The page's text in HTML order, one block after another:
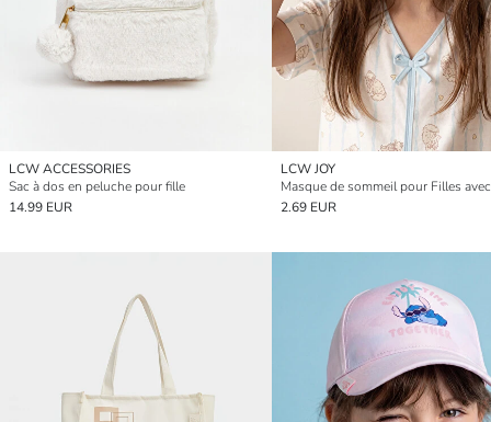
LCW ACCESSORIES
Sac à dos en peluche pour fille
14.99 EUR
LCW JOY
2.69 EUR